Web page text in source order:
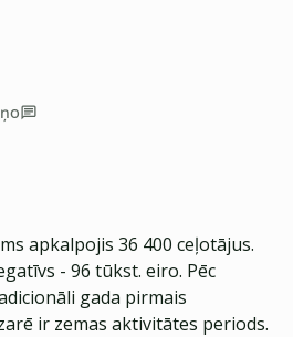
apkalpojis 36 400 ceļotājus.
- 96 tūkst. eiro. Pēc
gada pirmais
ir zemas aktivitātes periods.